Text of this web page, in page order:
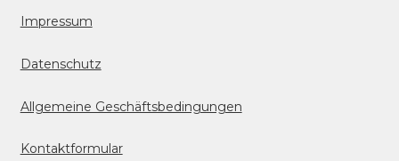
Impressum
Datenschutz
Allgemeine Geschäftsbedingungen
Kontaktformular